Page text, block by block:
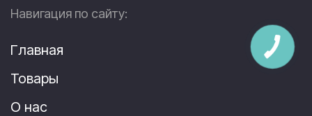
Навигация по сайту:
Главная
Товары
О нас